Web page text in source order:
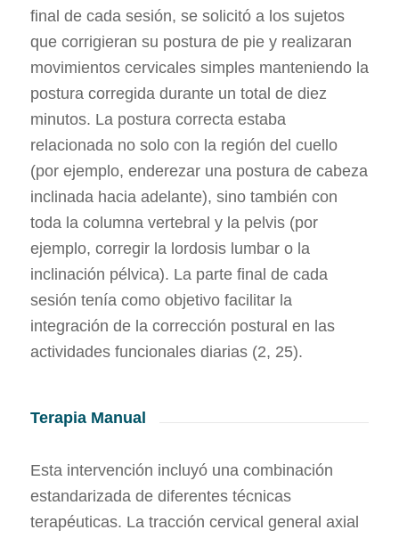
final de cada sesión, se solicitó a los sujetos
que corrigieran su postura de pie y realizaran
movimientos cervicales simples manteniendo la
postura corregida durante un total de diez
minutos. La postura correcta estaba
relacionada no solo con la región del cuello
(por ejemplo, enderezar una postura de cabeza
inclinada hacia adelante), sino también con
toda la columna vertebral y la pelvis (por
ejemplo, corregir la lordosis lumbar o la
inclinación pélvica). La parte final de cada
sesión tenía como objetivo facilitar la
integración de la corrección postural en las
actividades funcionales diarias (2, 25).
Terapia Manual
Esta intervención incluyó una combinación
estandarizada de diferentes técnicas
terapéuticas. La tracción cervical general axial